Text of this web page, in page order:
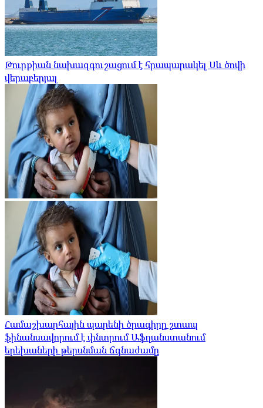
Թուրքիան նախազգուշացում է հրապարակել Սև ծովի
վերաբերյալ
Համաշխարհային պարենի ծրագիրը շտապ
ֆինանսավորում է փնտրում Աֆղանստանում
երեխաների թերսնման ճգնաժամը